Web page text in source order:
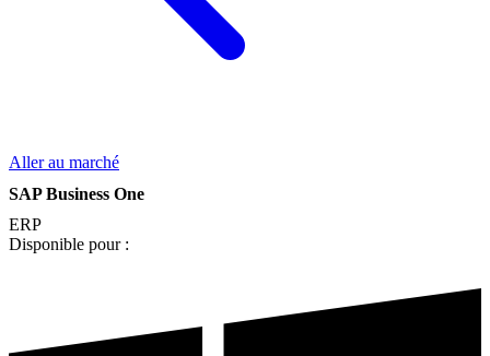
Aller au marché
SAP Business One
ERP
Disponible pour :